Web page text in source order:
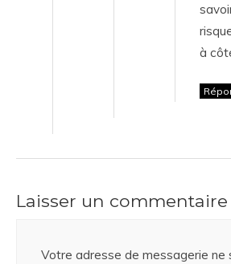
à
Laisser un commentaire
Votre adresse de messagerie ne